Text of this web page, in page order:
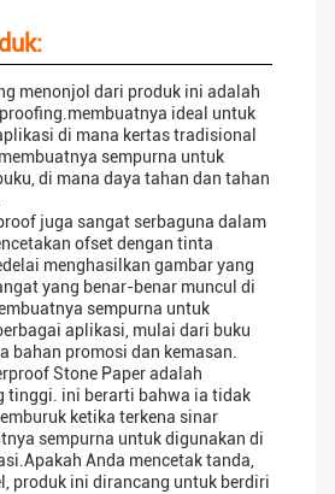
menonjol dari produk ini adalah
ideal untuk
di mana kertas tradisional
sempurna untuk
di mana daya tahan dan tahan
juga sangat serbaguna dalam
ofset dengan tinta
menghasilkan gambar yang
yang benar-benar muncul di
sempurna untuk
aplikasi, mulai dari buku
bahan promosi dan kemasan.
Stone Paper adalah
tinggi. ini berarti bahwa ia tidak
ketika terkena sinar
sempurna untuk digunakan di
Anda mencetak tanda,
produk ini dirancang untuk berdiri